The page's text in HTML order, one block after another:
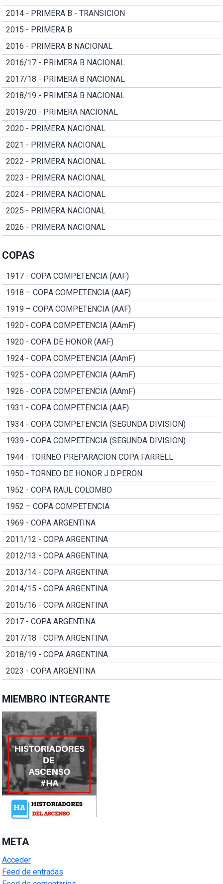
2014 - PRIMERA B - TRANSICION
2015 - PRIMERA B
2016 - PRIMERA B NACIONAL
2016/17 - PRIMERA B NACIONAL
2017/18 - PRIMERA B NACIONAL
2018/19 - PRIMERA B NACIONAL
2019/20 - PRIMERA NACIONAL
2020 - PRIMERA NACIONAL
2021 - PRIMERA NACIONAL
2022 - PRIMERA NACIONAL
2023 - PRIMERA NACIONAL
2024 - PRIMERA NACIONAL
2025 - PRIMERA NACIONAL
2026 - PRIMERA NACIONAL
COPAS
1917 - COPA COMPETENCIA (AAF)
1918 – COPA COMPETENCIA (AAF)
1919 – COPA COMPETENCIA (AAF)
1920 - COPA COMPETENCIA (AAmF)
1920 - COPA DE HONOR (AAF)
1924 - COPA COMPETENCIA (AAmF)
1925 - COPA COMPETENCIA (AAmF)
1926 - COPA COMPETENCIA (AAmF)
1931 - COPA COMPETENCIA (AAF)
1934 - COPA COMPETENCIA (SEGUNDA DIVISION)
1939 - COPA COMPETENCIA (SEGUNDA DIVISION)
1944 - TORNEO PREPARACION COPA FARRELL
1950 - TORNEO DE HONOR J.D.PERON
1952 - COPA RAUL COLOMBO
1952 – COPA COMPETENCIA
1969 - COPA ARGENTINA
2011/12 - COPA ARGENTINA
2012/13 - COPA ARGENTINA
2013/14 - COPA ARGENTINA
2014/15 - COPA ARGENTINA
2015/16 - COPA ARGENTINA
2017 - COPA ARGENTINA
2017/18 - COPA ARGENTINA
2018/19 - COPA ARGENTINA
2023 - COPA ARGENTINA
MIEMBRO INTEGRANTE
META
Acceder
Feed de entradas